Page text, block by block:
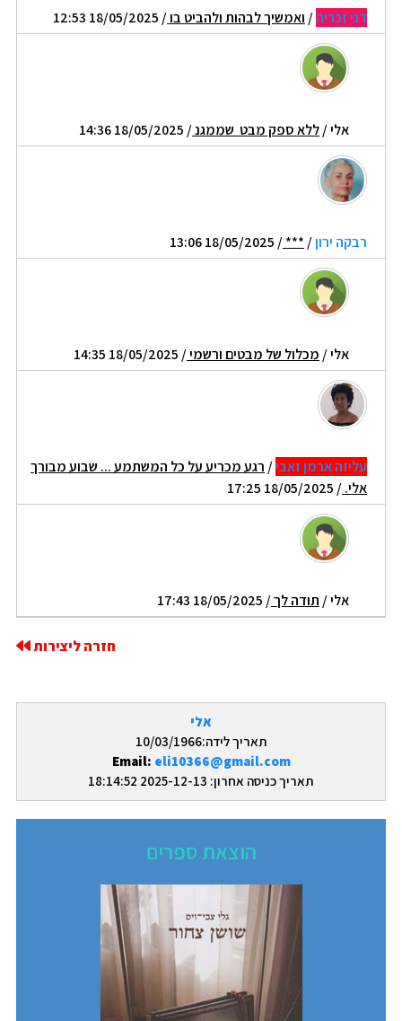
אלי
תאריך לידה:10/03/1966
Email: eli10366@gmail.com
תאריך כניסה אחרון: 2025-12-13 18:14:52
הוצאת ספרים
דני זכריה/ ואמשיך לבהות ולהביט בו/ 18/05/2025 12:53
אלי/ללא ספק מבט שממגנ/ 18/05/2025 14:36
רבקה ירון/
***
/ 18/05/2025 13:06
אלי/ מכלול של מבטים ורשמי/ 18/05/2025 14:35
עליזה ארמן זאבי/ רגע מכריע על כל המשתמע ... שבוע מבורך
אלי./ 18/05/2025 17:25
אלי/ תודה לך/ 18/05/2025 17:43
חזרה ליצירות